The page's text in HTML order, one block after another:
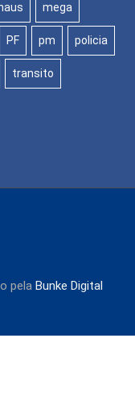
mega
PF pm policia
transito
pela Bunke Digital